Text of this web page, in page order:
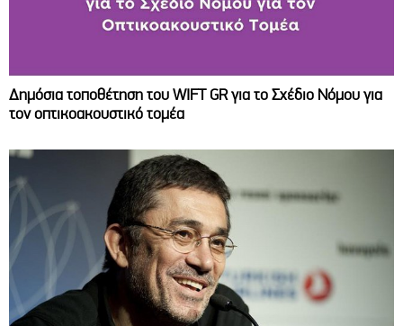
Δημόσια τοποθέτηση του WIFT GR για το Σχέδιο Νόμου για
τον οπτικοακουστικό τομέα